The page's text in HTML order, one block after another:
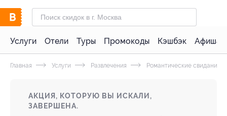
Услуги Отели Туры Промокоды Кэшбэк Афиша
Главная Услуги Развлечения Романтические свидания
АКЦИЯ, КОТОРУЮ ВЫ ИСКАЛИ,
ЗАВЕРШЕНА.